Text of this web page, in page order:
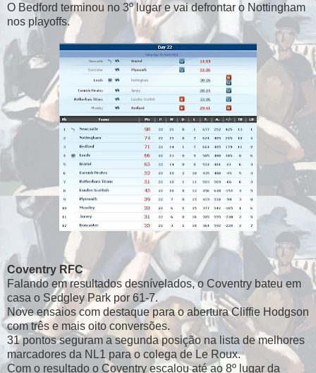
O Bedford terminou no 3º lugar e vai defrontar o Nottingham
nos playoffs.
Coventry RFC
Falando em resultados desnívelados, o Coventry bateu em
casa o Sedgley Park por 61-7.
Nove ensaios com destaque para o abertura Cliffie Hodgson
com três e mais oito conversões.
31 pontos seguram a segunda posição na lista de melhores
marcadores da NL1 para o colega de Le Roux.
Com o resultado o Coventry escalou até ao 8º lugar da